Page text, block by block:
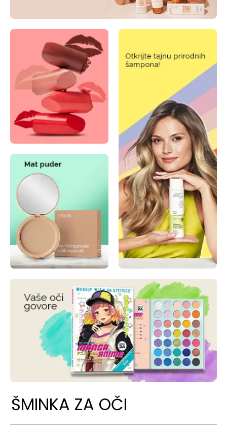
ŠMINKA ZA OČI